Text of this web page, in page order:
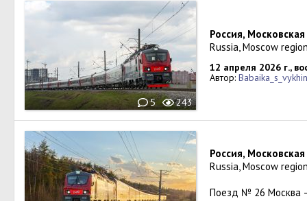
5 243
Россия,
Russia, Moscow
12 апреля 2026 г.,
Автор:
Россия,
Russia, Moscow
Поезд № 26 Москва